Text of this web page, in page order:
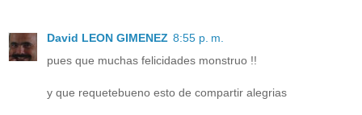
David LEON GIMENEZ 8:55 p. m.
pues que muchas felicidades monstruo !!
y que requetebueno esto de compartir alegrias